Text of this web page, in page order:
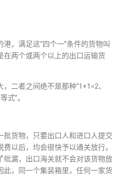
，满足这“四个一”条件的货物叫
两个或两个以上的出口运输货
二者之间绝不是那种“1+1=2、
式”。
货物，只要出口人和进口人提交
以后，均会很快予以通关放行。
漏，出口海关就不会对该货物放
，同一个集装箱里，任何一家货